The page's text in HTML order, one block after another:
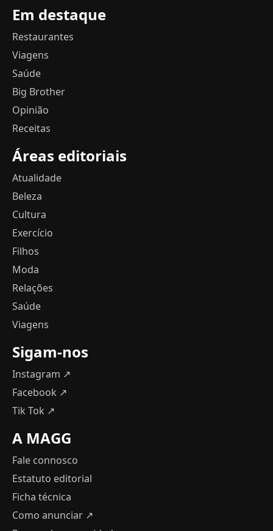
Em destaque
Restaurantes
Viagens
Saúde
Big Brother
Opinião
Receitas
Áreas editoriais
Atualidade
Beleza
Cultura
Exercício
Filhos
Moda
Relações
Saúde
Viagens
Sigam-nos
Instagram ↗
Facebook ↗
Tik Tok ↗
A MAGG
Fale connosco
Estatuto editorial
Ficha técnica
Como anunciar ↗